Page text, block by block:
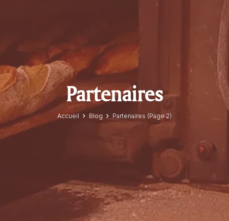
Partenaires
Accueil Blog Partenaires (Page 2)